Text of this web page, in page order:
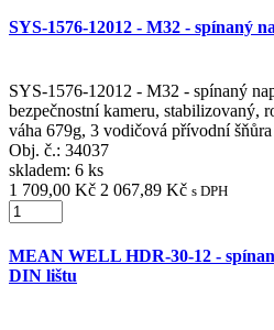
SYS-1576-12012 - M32 - spínaný
SYS-1576-12012 - M32 - spínaný
bezpečnostní kameru, stabilizovaný,
váha 679g, 3 vodičová přívodní
Obj. č.: 34037
skladem: 6 ks
1 709,00 Kč 2 067,89 Kč s DPH
MEAN WELL HDR-30-12 -
DIN lištu